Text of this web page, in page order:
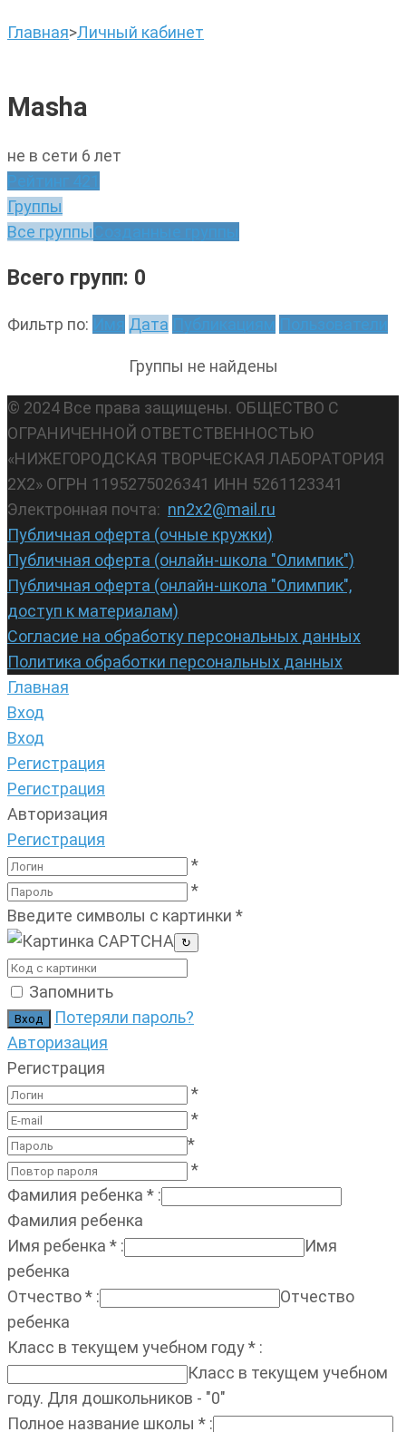
Главная>Личный кабинет
Masha
не в сети 6 лет
Рейтинг 421
Группы
Все группыСозданные группы
Всего групп: 0
Фильтр по: Имя Дата Публикациям Пользователи
Группы не найдены
© 2024 Все права защищены. ОБЩЕСТВО С
ОГРАНИЧЕННОЙ ОТВЕТСТВЕННОСТЬЮ
«НИЖЕГОРОДСКАЯ ТВОРЧЕСКАЯ ЛАБОРАТОРИЯ
2Х2» ОГРН 1195275026341 ИНН 5261123341
Электронная почта: nn2x2@mail.ru
Публичная оферта (очные кружки)
Публичная оферта (онлайн-школа "Олимпик")
Публичная оферта (онлайн-школа "Олимпик",
доступ к материалам)
Согласие на обработку персональных данных
Политика обработки персональных данных
Главная
Вход
Вход
Регистрация
Регистрация
Авторизация
Регистрация
*
*
Введите символы с картинки *
↻
Запомнить
Потеряли пароль?
Авторизация
Регистрация
*
*
*
*
Фамилия ребенка * :
Фамилия ребенка
Имя ребенка * :
Имя
ребенка
Отчество* :
Отчество
ребенка
Класс в текущем учебном году* :
Класс в текущем учебном
году. Для дошкольников - "0"
Полное название школы * :